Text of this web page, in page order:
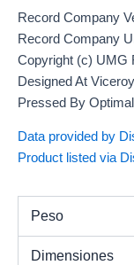
Record Company
Record Company
Copyright (c) UMG
Designed At
Pressed By
Data provided by
Product listed via
Peso
Dimensiones